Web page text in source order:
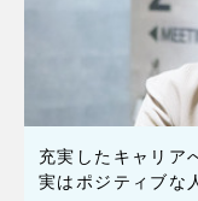
充実したキャリア
実はポジティブな